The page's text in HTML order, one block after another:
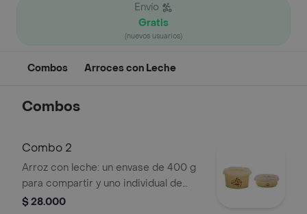
Envío
Gratis
(nuevos usuarios)
Combos Arroces con Leche
Combos
Combo 2
Arroz con leche: un envase de 400 g
para compartir y uno individual de
200 g.
$ 28.000